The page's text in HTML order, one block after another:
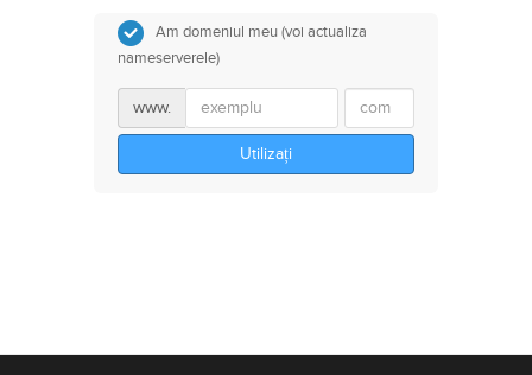
Am domeniul meu (voi actualiza
nameserverele)
www.
Utilizați